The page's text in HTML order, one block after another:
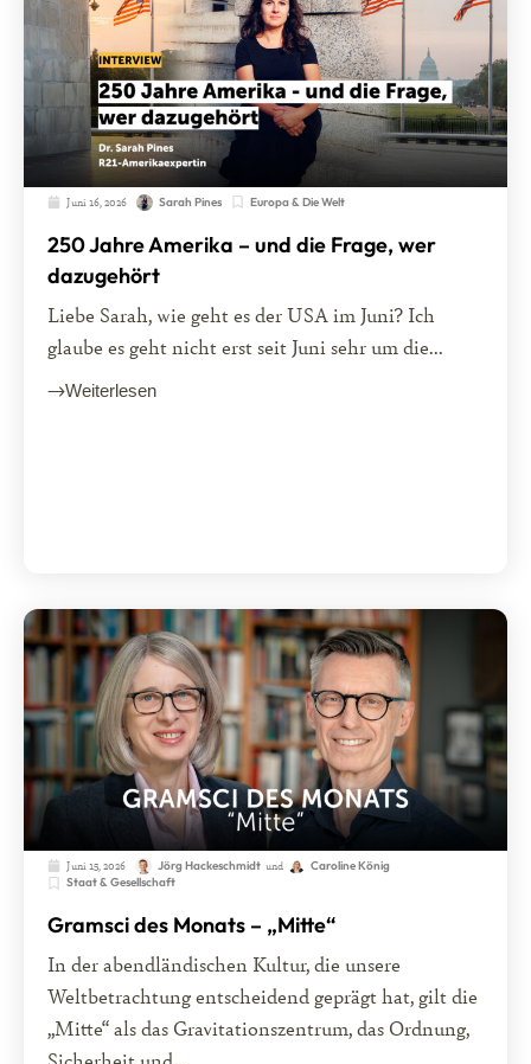
Juni 16, 2026 Sarah Pines Europa & Die Welt
250 Jahre Amerika – und die Frage, wer
dazugehört
Liebe Sarah, wie geht es der USA im Juni? Ich
glaube es geht nicht erst seit Juni sehr um die...
Weiterlesen
Juni 15, 2026 Jörg Hackeschmidt und
Caroline König
Staat & Gesellschaft
Gramsci des Monats – „Mitte“
In der abendländischen Kultur, die unsere
Weltbetrachtung entscheidend geprägt hat, gilt die
„Mitte“ als das Gravitationszentrum, das Ordnung,